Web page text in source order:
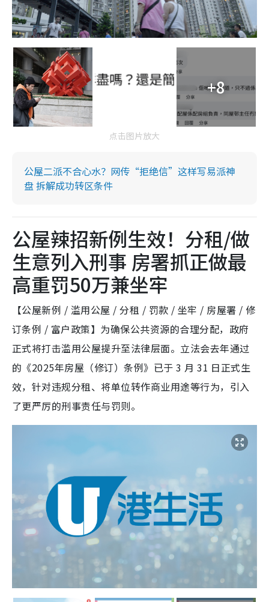
+8
点击图片放大
公屋二派不合心水？网传“拒绝信”这样写易派神
盘 拆解成功转区条件
公屋辣招新例生效！分租/做
生意列入刑事 房署抓正做最
高重罚50万兼坐牢
【公屋新例 / 滥用公屋 / 分租 / 罚款 / 坐牢 / 房屋署 / 修
订条例 / 富户政策】为确保公共资源的合理分配，政府
正式将打击滥用公屋提升至法律层面。立法会去年通过
的《2025年房屋（修订）条例》已于 3 月 31 日正式生
效，针对违规分租、将单位转作商业用途等行为，引入
了更严厉的刑事责任与罚则。